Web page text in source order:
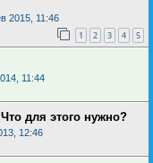
2015, 11:46
1 2 3 4 5
11:44
для этого нужно?
12:46